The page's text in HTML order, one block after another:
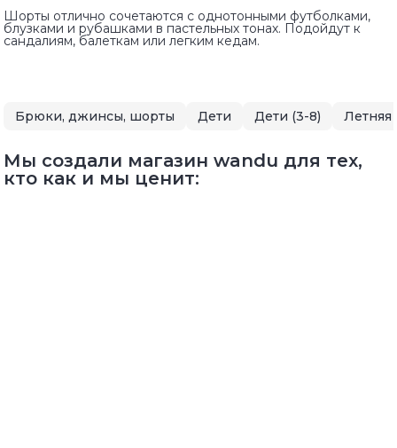
Шорты отлично сочетаются с однотонными футболками,
блузками и рубашками в пастельных тонах. Подойдут к
сандалиям, балеткам или легким кедам.
Брюки, джинсы, шорты Дети Дети (3-8)
Мы создали магазин wandu для тех,
кто как и мы ценит: